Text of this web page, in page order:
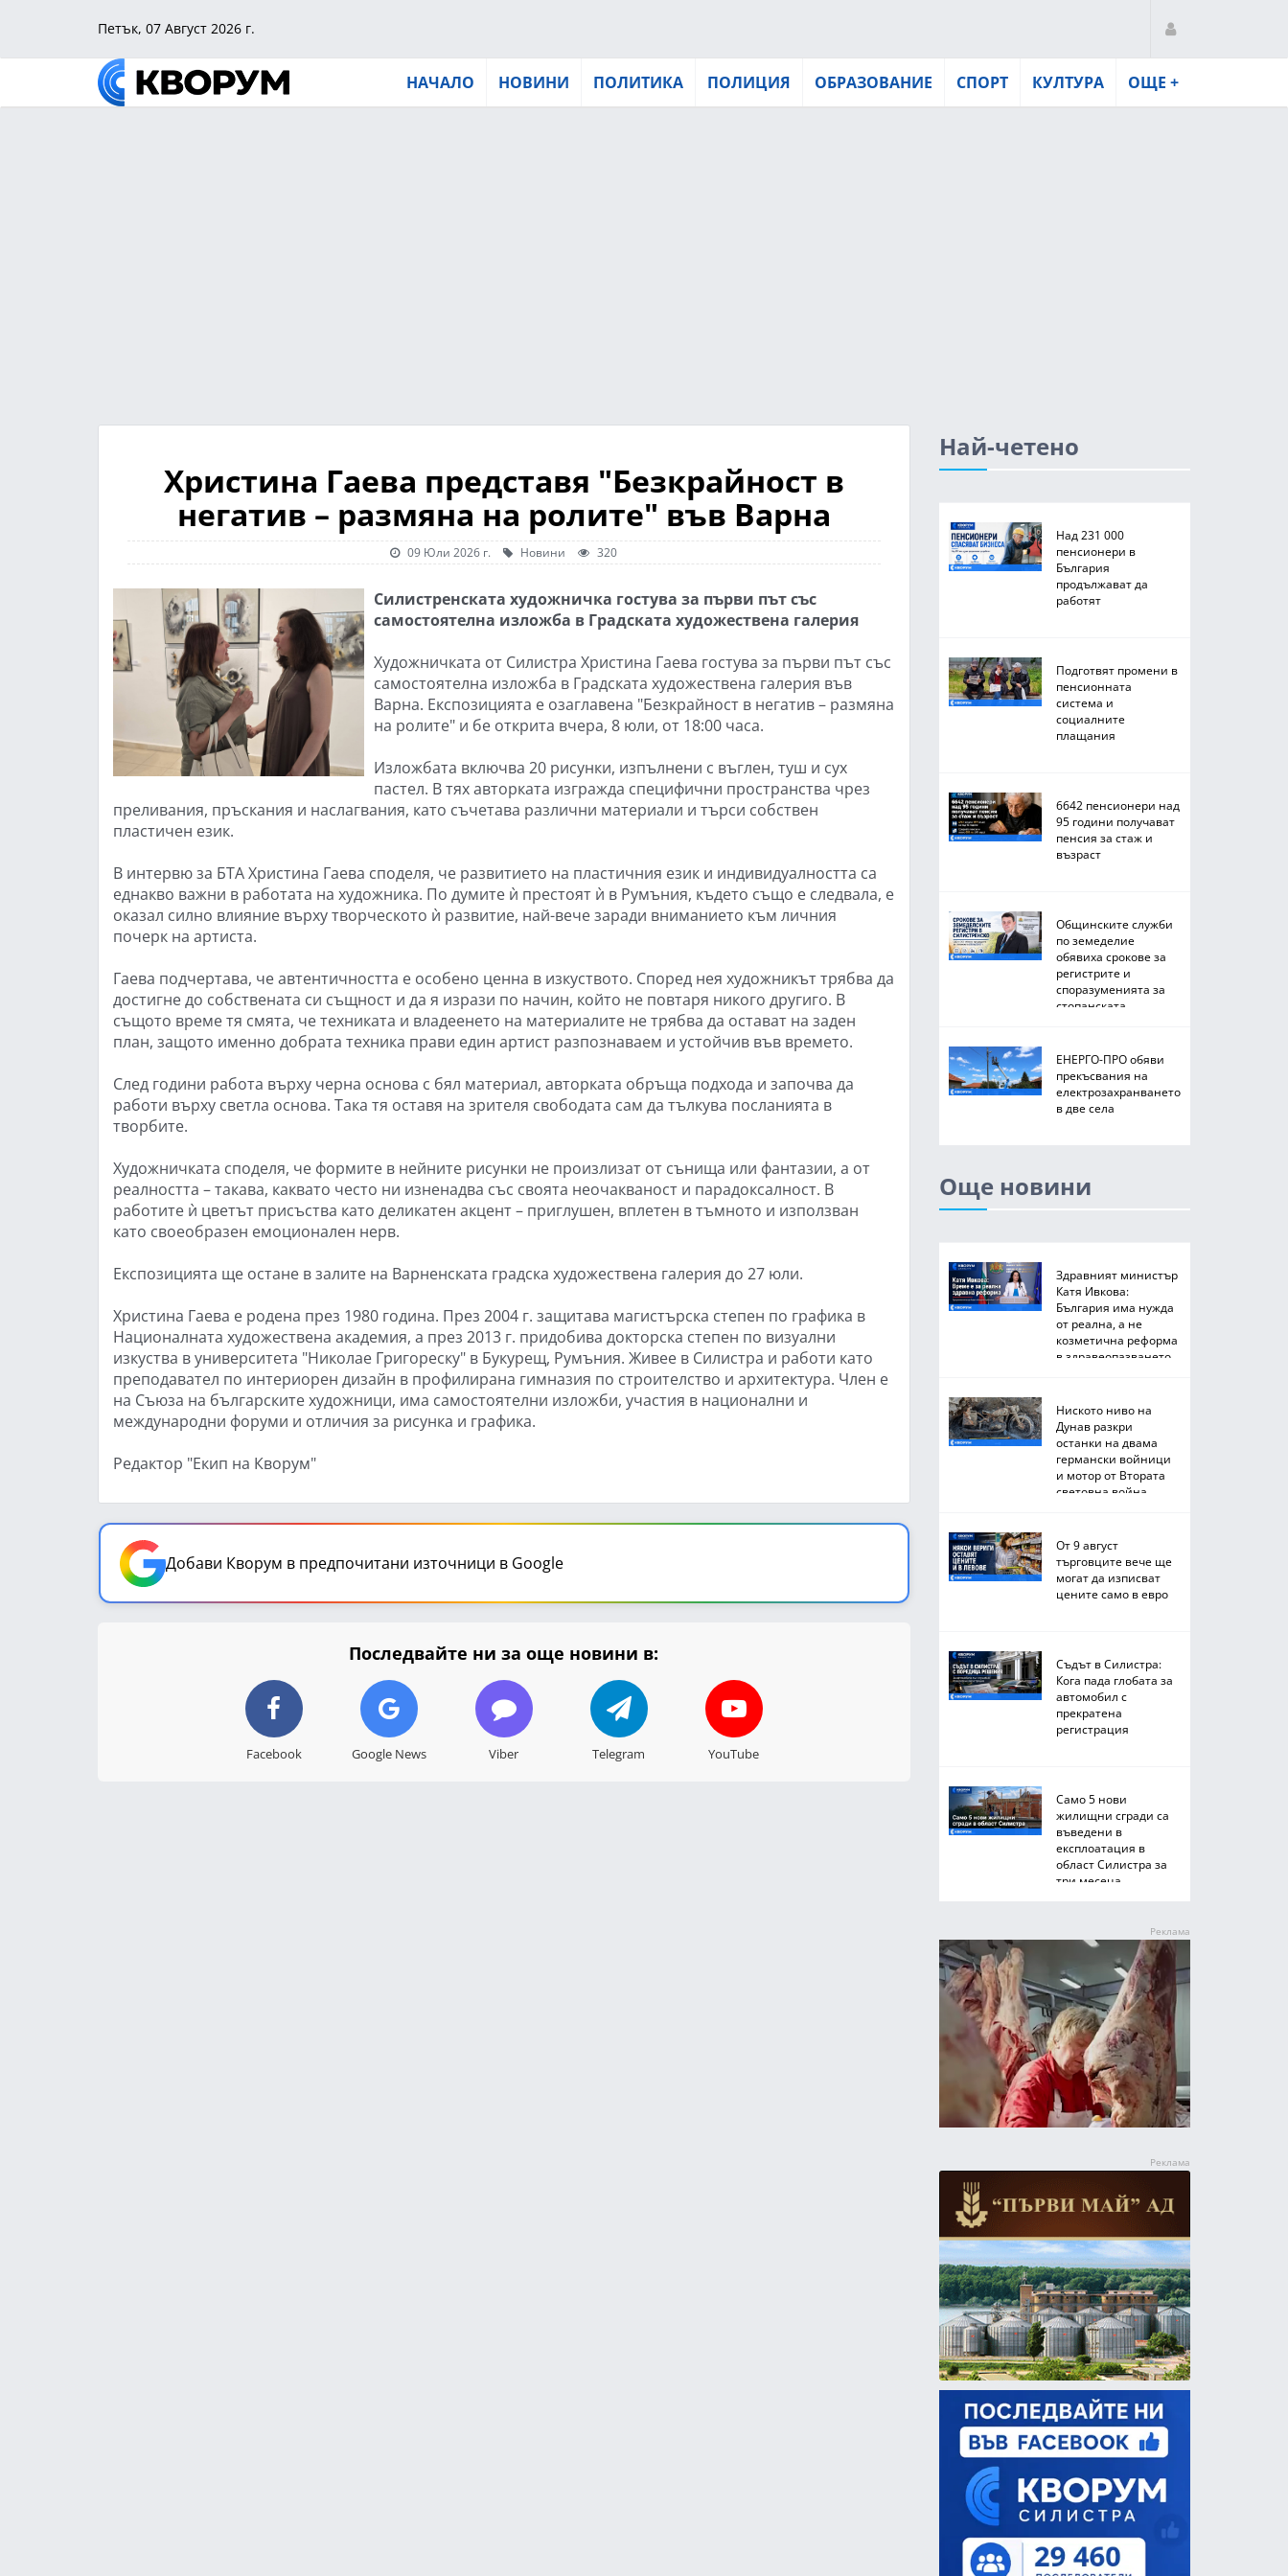
Петък, 07 Август 2026 г.
НАЧАЛО НОВИНИ ПОЛИТИКА ПОЛИЦИЯ ОБРАЗОВАНИЕ СПОРТ КУЛТУРА ОЩЕ +
Христина Гаева представя "Безкрайност в
негатив – размяна на ролите" във Варна
09 Юли 2026 г. Новини 320
Силистренската художничка гостува за първи път със
самостоятелна изложба в Градската художествена галерия
Художничката от Силистра Христина Гаева гостува за първи път със
самостоятелна изложба в Градската художествена галерия във
Варна. Експозицията е озаглавена "Безкрайност в негатив – размяна
на ролите" и бе открита вчера, 8 юли, от 18:00 часа.
Изложбата включва 20 рисунки, изпълнени с въглен, туш и сух
пастел. В тях авторката изгражда специфични пространства чрез
преливания, пръскания и наслагвания, като съчетава различни материали и търси собствен
пластичен език.
В интервю за БТА Христина Гаева споделя, че развитието на пластичния език и индивидуалността са
еднакво важни в работата на художника. По думите ѝ престоят ѝ в Румъния, където също е следвала, е
оказал силно влияние върху творческото ѝ развитие, най-вече заради вниманието към личния
почерк на артиста.
Гаева подчертава, че автентичността е особено ценна в изкуството. Според нея художникът трябва да
достигне до собствената си същност и да я изрази по начин, който не повтаря никого другиго. В
същото време тя смята, че техниката и владеенето на материалите не трябва да остават на заден
план, защото именно добрата техника прави един артист разпознаваем и устойчив във времето.
След години работа върху черна основа с бял материал, авторката обръща подхода и започва да
работи върху светла основа. Така тя оставя на зрителя свободата сам да тълкува посланията в
творбите.
Художничката споделя, че формите в нейните рисунки не произлизат от сънища или фантазии, а от
реалността – такава, каквато често ни изненадва със своята неочакваност и парадоксалност. В
работите ѝ цветът присъства като деликатен акцент – приглушен, вплетен в тъмното и използван
като своеобразен емоционален нерв.
Експозицията ще остане в залите на Варненската градска художествена галерия до 27 юли.
Христина Гаева е родена през 1980 година. През 2004 г. защитава магистърска степен по графика в
Националната художествена академия, а през 2013 г. придобива докторска степен по визуални
изкуства в университета "Николае Григореску" в Букурещ, Румъния. Живее в Силистра и работи като
преподавател по интериорен дизайн в профилирана гимназия по строителство и архитектура. Член е
на Съюза на българските художници, има самостоятелни изложби, участия в национални и
международни форуми и отличия за рисунка и графика.
Редактор "Екип на Кворум"
Добави Кворум в предпочитани източници в Google
Последвайте ни за още новини в:
Facebook Google News Viber Telegram YouTube
Най-четено
Над 231 000
пенсионери в
България
продължават да
работят
Подготвят промени в
пенсионната
система и
социалните
плащания
6642 пенсионери над
95 години получават
пенсия за стаж и
възраст
Общинските служби
по земеделие
обявиха срокове за
регистрите и
споразуменията за
стопанската
ЕНЕРГО-ПРО обяви
прекъсвания на
електрозахранването
в две села
Още новини
Здравният министър
Катя Ивкова:
България има нужда
от реална, а не
козметична реформа
в здравеопазването
Ниското ниво на
Дунав разкри
останки на двама
германски войници
и мотор от Втората
световна война
От 9 август
търговците вече ще
могат да изписват
цените само в евро
Съдът в Силистра:
Кога пада глобата за
автомобил с
прекратена
регистрация
Само 5 нови
жилищни сгради са
въведени в
експлоатация в
област Силистра за
три месеца